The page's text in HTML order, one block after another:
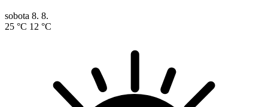
sobota 8. 8.
25 °C 12 °C